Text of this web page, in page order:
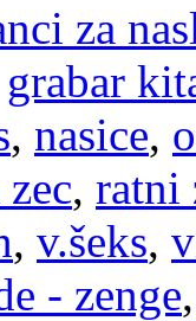
za
grabar
, nasice,
, ratni
, v.šeks,
- zenge